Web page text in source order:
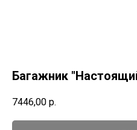
Багажник
7446,00 р.